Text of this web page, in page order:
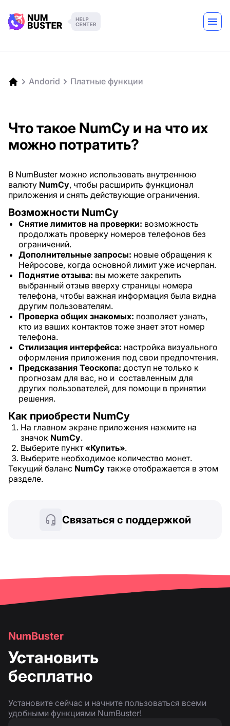
Andorid Платные функции
Что такое NumCy и на что их
можно потратить?
В NumBuster можно использовать внутреннюю
валюту NumCy, чтобы расширить функционал
приложения и снять действующие ограничения.
Возможности NumCy
Снятие лимитов на проверки: возможность
продолжать проверку номеров телефонов без
ограничений.
Дополнительные запросы: новые обращения к
Нейросове, когда основной лимит уже исчерпан.
Поднятие отзыва: вы можете закрепить
выбранный отзыв вверху страницы номера
телефона, чтобы важная информация была видна
другим пользователям.
Проверка общих знакомых: позволяет узнать,
кто из ваших контактов тоже знает этот номер
телефона.
Стилизация интерфейса: настройка визуального
оформления приложения под свои предпочтения.
Предсказания Теоскопа: доступ не только к
прогнозам для вас, но и составленным для
других пользователей, для помощи в принятии
решения.
Как приобрести NumCy
На главном экране приложения нажмите на
значок NumCy.
Выберите пункт«Купить».
Выберите необходимое количество монет.
Текущий баланс NumCy также отображается в этом
разделе.
Связаться с поддержкой
NumBuster
Установить
бесплатно
Установите сейчас и начните пользоваться всеми
удобными функциями NumBuster!